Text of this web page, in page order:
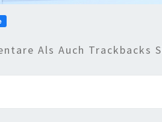
Als Auch Trackbacks